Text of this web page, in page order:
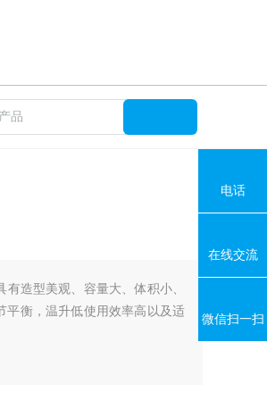
造型美观、容量大、体积小、
平衡，温升低使用效率高以及适
电话
在线交流
微信扫一扫